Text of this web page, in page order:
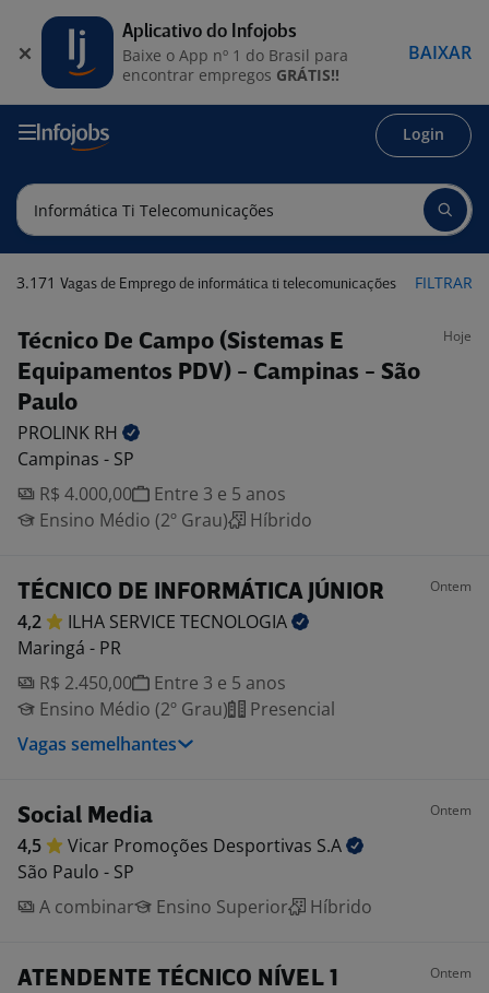
Login
3.171 Vagas de Emprego de informática ti telecomunicações FILTRAR
Técnico De Campo (Sistemas E
Equipamentos PDV) - Campinas - São
Paulo
Hoje
PROLINK RH
Campinas - SP
R$ 4.000,00
Entre 3 e 5 anos
Ensino Médio (2º Grau)
Híbrido
TÉCNICO DE INFORMÁTICA JÚNIOR Ontem
4,2 ILHA SERVICE TECNOLOGIA
Maringá - PR
R$ 2.450,00
Entre 3 e 5 anos
Ensino Médio (2º Grau)
Presencial
Vagas semelhantes
Social Media Ontem
4,5 Vicar Promoções Desportivas S.A
São Paulo - SP
A combinar
Ensino Superior Híbrido
ATENDENTE TÉCNICO NÍVEL 1 Ontem
Aplicativo do Infojobs
Baixe o App nº 1 do Brasil para
encontrar empregos GRÁTIS!!
BAIXAR